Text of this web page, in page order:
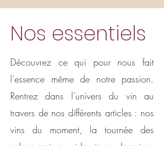
Nos essentiels
Découvrez ce qui pour nous fait
l'essence même de notre passion.
Rentrez dans l'univers du vin au
travers de nos différents articles : nos
vins du moment, la tournée des